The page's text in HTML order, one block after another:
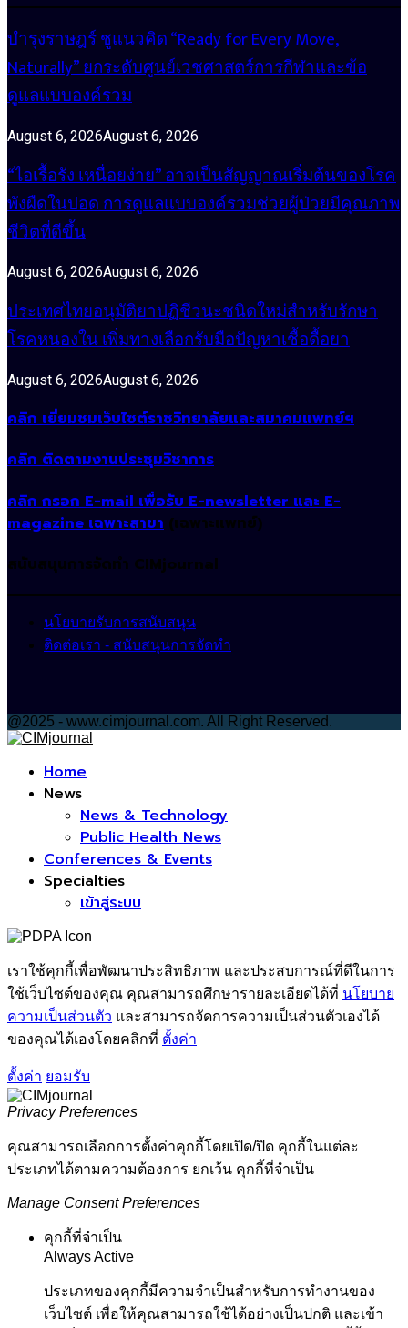
บำรุงราษฎร์ ชูแนวคิด “Ready for Every Move,
Naturally” ยกระดับศูนย์เวชศาสตร์การกีฬาและข้อ
ดูแลแบบองค์รวม
August 6, 2026August 6, 2026
“ไอเรื้อรัง เหนื่อยง่าย” อาจเป็นสัญญาณเริ่มต้นของโรค
พังผืดในปอด การดูแลแบบองค์รวมช่วยผู้ป่วยมีคุณภาพ
ชีวิตที่ดีขึ้น
August 6, 2026August 6, 2026
ประเทศไทยอนุมัติยาปฏิชีวนะชนิดใหม่สำหรับรักษา
โรคหนองใน เพิ่มทางเลือกรับมือปัญหาเชื้อดื้อยา
August 6, 2026August 6, 2026
คลิก เยี่ยมชมเว็บไซต์ราชวิทยาลัยและสมาคมแพทย์ฯ
คลิก ติดตามงานประชุมวิชาการ
คลิก กรอก E-mail เพื่อรับ E-newsletter และ E-
magazine เฉพาะสาขา (เฉพาะแพทย์)
สนับสนุนการจัดทำ CIMjournal
นโยบายรับการสนับสนุน
ติดต่อเรา - สนับสนุนการจัดทำ
@2025 - www.cimjournal.com. All Right Reserved.
Home
News
News & Technology
Public Health News
Conferences & Events
Specialties
เข้าสู่ระบบ
เราใช้คุกกี้เพื่อพัฒนาประสิทธิภาพ และประสบการณ์ที่ดีในการ
ใช้เว็บไซต์ของคุณ คุณสามารถศึกษารายละเอียดได้ที่ นโยบาย
ความเป็นส่วนตัว และสามารถจัดการความเป็นส่วนตัวเองได้
ของคุณได้เองโดยคลิกที่ ตั้งค่า
ตั้งค่า ยอมรับ
Privacy Preferences
คุณสามารถเลือกการตั้งค่าคุกกี้โดยเปิด/ปิด คุกกี้ในแต่ละ
ประเภทได้ตามความต้องการ ยกเว้น คุกกี้ที่จำเป็น
Manage Consent Preferences
คุกกี้ที่จำเป็น
Always Active
ประเภทของคุกกี้มีความจำเป็นสำหรับการทำงานของ
เว็บไซต์ เพื่อให้คุณสามารถใช้ได้อย่างเป็นปกติ และเข้า